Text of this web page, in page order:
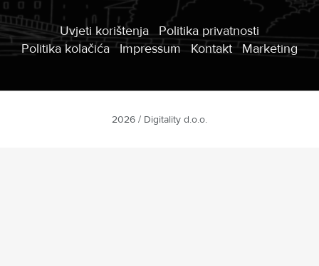
Uvjeti korištenja
Politika privatnosti
Politika kolačića
Impressum Kontakt Marketing
2026 / Digitality d.o.o.